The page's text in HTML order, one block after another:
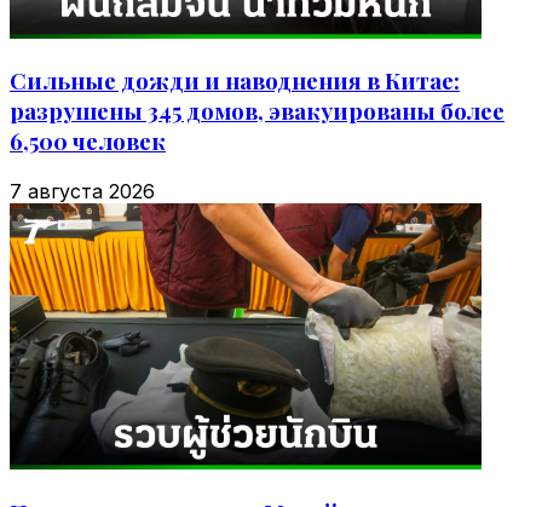
Сильные дожди и наводнения в Китае:
разрушены 345 домов, эвакуированы более
6,500 человек
7 августа 2026